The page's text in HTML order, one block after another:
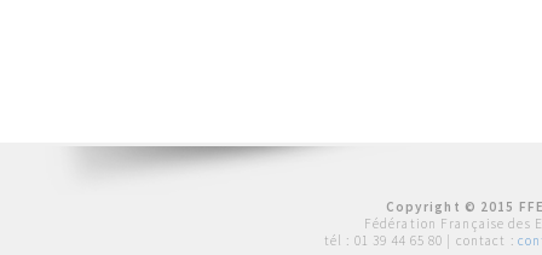
Copyright © 2015
Fédération Française des
tél : 01 39 44 65 80 | contact :